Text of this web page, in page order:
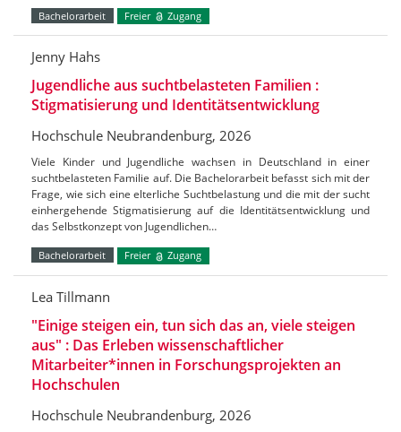
Bachelorarbeit Freier Zugang
Jenny Hahs
Jugendliche aus suchtbelasteten Familien :
Stigmatisierung und Identitätsentwicklung
Hochschule Neubrandenburg, 2026
Viele Kinder und Jugendliche wachsen in Deutschland in einer
suchtbelasteten Familie auf. Die Bachelorarbeit befasst sich mit der
Frage, wie sich eine elterliche Suchtbelastung und die mit der sucht
einhergehende Stigmatisierung auf die Identitätsentwicklung und
das Selbstkonzept von Jugendlichen…
Bachelorarbeit Freier Zugang
Lea Tillmann
"Einige steigen ein, tun sich das an, viele steigen
aus" : Das Erleben wissenschaftlicher
Mitarbeiter*innen in Forschungsprojekten an
Hochschulen
Hochschule Neubrandenburg, 2026